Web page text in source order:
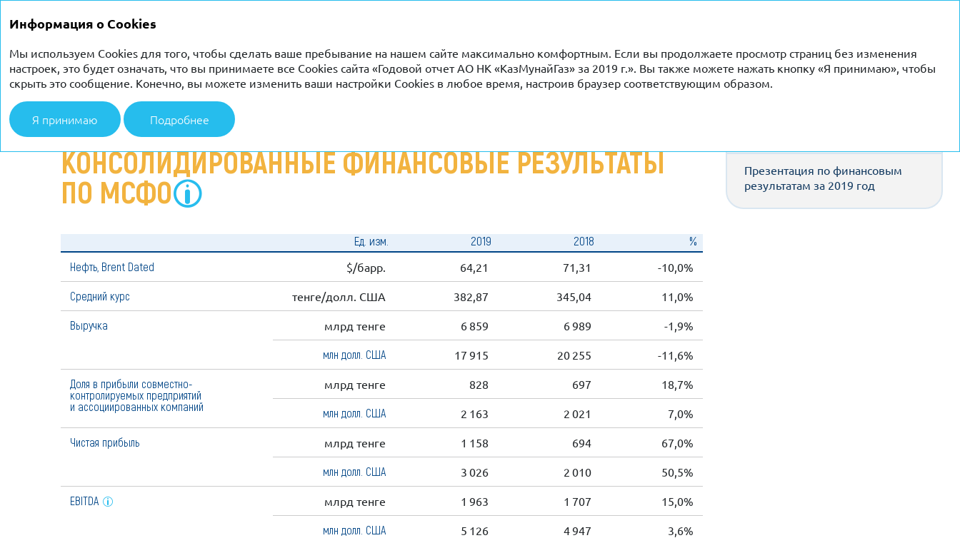
ГОДОВОЙ ОТЧЕТ 2019
Стратегический отчет Финансовый обзор
КОНСОЛИДИРОВАННЫЕ ФИНАНСОВЫЕ РЕЗУЛЬТАТЫ
ПО МСФО
Ед. изм. 2019 2018 %
Нефть, Brent Dated $/барр. 64,21 71,31 -10,0%
Средний курс тенге/долл. США 382,87 345,04 11,0%
Выручка млрд тенге 6 859 6 989 -1,9%
млн долл. США 17 915 20 255 -11,6%
Доля в прибыли совместно-
контролируемых предприятий
и ассоциированных компаний
млрд тенге 828 697 18,7%
млн долл. США 2 163 2 021 7,0%
Чистая прибыль млрд тенге 1 158 694 67,0%
млн долл. США 3 026 2 010 50,5%
EBITDA млрд тенге 1 963 1 707 15,0%
млн долл. США 5 126 4 947 3,6%
Презентация по финансовым
результатам за 2019 год
Информация о Cookies
Мы используем Cookies для того, чтобы сделать ваше пребывание на нашем сайте максимально комфортным. Если вы продолжаете просмотр страниц без изменения
настроек, это будет означать, что вы принимаете все Cookies сайта «Годовой отчет АО НК «КазМунайГаз» за 2019 г.». Вы также можете нажать кнопку «Я принимаю», чтобы
скрыть это сообщение. Конечно, вы можете изменить ваши настройки Cookies в любое время, настроив браузер соответствующим образом.
Я принимаю Подробнее